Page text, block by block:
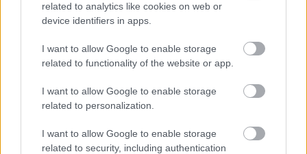
related to analytics like cookies on web or
device identifiers in apps.
I want to allow Google to enable storage
related to functionality of the website or app.
I want to allow Google to enable storage
related to personalization.
I want to allow Google to enable storage
related to security, including authentication
Megosztás
Küldés
Itt állíthatod be, hogy a Google
glamour.hu cikkeit